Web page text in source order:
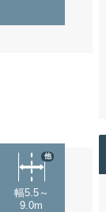
幅5.5～
9.0m
他